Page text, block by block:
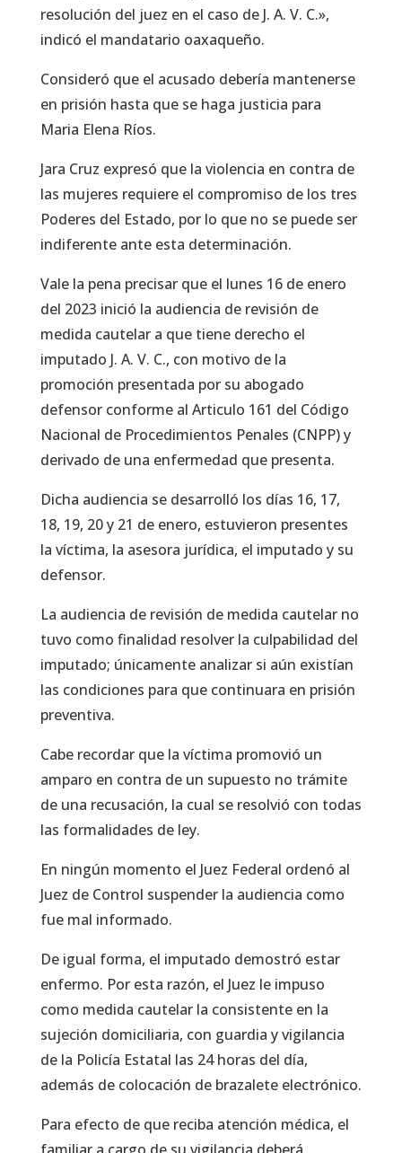
resolución del juez en el caso de J. A. V. C.»,
indicó el mandatario oaxaqueño.
Consideró que el acusado debería mantenerse
en prisión hasta que se haga justicia para
Maria Elena Ríos.
Jara Cruz expresó que la violencia en contra de
las mujeres requiere el compromiso de los tres
Poderes del Estado, por lo que no se puede ser
indiferente ante esta determinación.
Vale la pena precisar que el lunes 16 de enero
del 2023 inició la audiencia de revisión de
medida cautelar a que tiene derecho el
imputado J. A. V. C., con motivo de la
promoción presentada por su abogado
defensor conforme al Articulo 161 del Código
Nacional de Procedimientos Penales (CNPP) y
derivado de una enfermedad que presenta.
Dicha audiencia se desarrolló los días 16, 17,
18, 19, 20 y 21 de enero, estuvieron presentes
la víctima, la asesora jurídica, el imputado y su
defensor.
La audiencia de revisión de medida cautelar no
tuvo como finalidad resolver la culpabilidad del
imputado; únicamente analizar si aún existían
las condiciones para que continuara en prisión
preventiva.
Cabe recordar que la víctima promovió un
amparo en contra de un supuesto no trámite
de una recusación, la cual se resolvió con todas
las formalidades de ley.
En ningún momento el Juez Federal ordenó al
Juez de Control suspender la audiencia como
fue mal informado.
De igual forma, el imputado demostró estar
enfermo. Por esta razón, el Juez le impuso
como medida cautelar la consistente en la
sujeción domiciliaria, con guardia y vigilancia
de la Policía Estatal las 24 horas del día,
además de colocación de brazalete electrónico.
Para efecto de que reciba atención médica, el